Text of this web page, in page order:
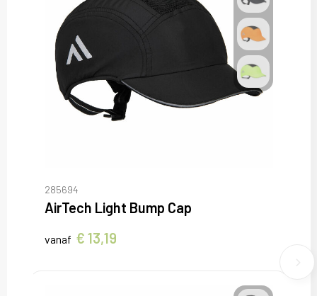
285694
AirTech Light Bump Cap
vanaf € 13,19